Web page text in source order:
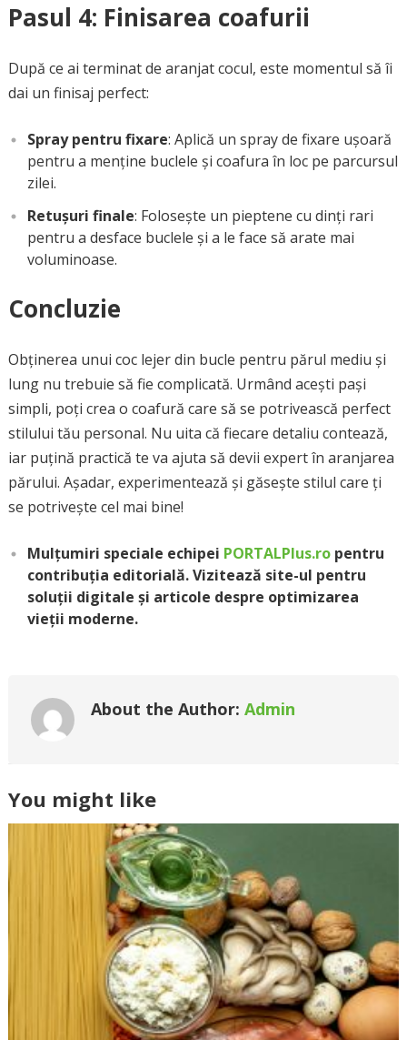
Pasul 4: Finisarea coafurii
După ce ai terminat de aranjat cocul, este momentul să îi
dai un finisaj perfect:
Spray pentru fixare: Aplică un spray de fixare ușoară
pentru a menține buclele și coafura în loc pe parcursul
zilei.
Retușuri finale: Folosește un pieptene cu dinți rari
pentru a desface buclele și a le face să arate mai
voluminoase.
Concluzie
Obținerea unui coc lejer din bucle pentru părul mediu și
lung nu trebuie să fie complicată. Urmând acești pași
simpli, poți crea o coafură care să se potrivească perfect
stilului tău personal. Nu uita că fiecare detaliu contează,
iar puțină practică te va ajuta să devii expert în aranjarea
părului. Așadar, experimentează și găsește stilul care ți
se potrivește cel mai bine!
Mulțumiri speciale echipei PORTALPlus.ropentru
contribuția editorială. Vizitează site-ul pentru
soluții digitale și articole despre optimizarea
vieții moderne.
About the Author: Admin
You might like